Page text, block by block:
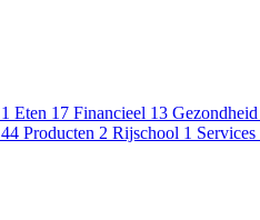
1 Eten 17 Financieel 13 Gezondheid
44 Producten 2 Rijschool 1 Services